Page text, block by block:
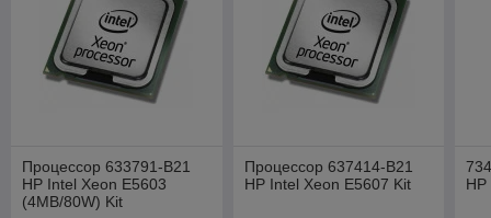
Процессор 633791-B21
HP Intel Xeon E5603
(4MB/80W) Kit
Процессор 637414-B21
HP Intel Xeon E5607 Kit